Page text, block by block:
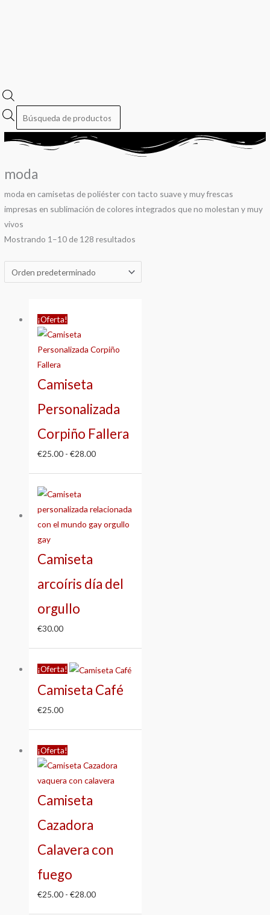
moda
moda en camisetas de poliéster con tacto suave y muy frescas
impresas en sublimación de colores integrados que no molestan y muy
vivos
Mostrando 1–10 de 128 resultados
¡Oferta!
Camiseta
Personalizada
Corpiño Fallera
€25.00 - €28.00
desde
Camiseta
arcoíris día del
orgullo
€30.00
¡Oferta!
Camiseta Café
€25.00
¡Oferta!
Camiseta
Cazadora
Calavera con
fuego
€25.00 - €28.00
precios:
desde